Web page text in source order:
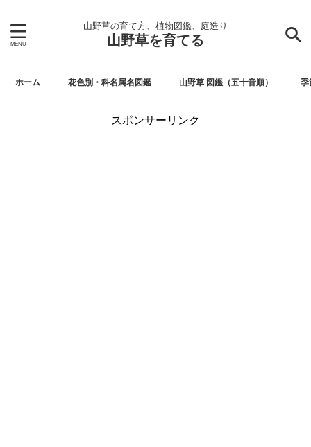
山野草の育て方、植物図鑑、庭造り
山野草を育てる
ホーム 花色別・科名属名図鑑 山野草 図鑑（五十音順） 季
スポンサーリンク